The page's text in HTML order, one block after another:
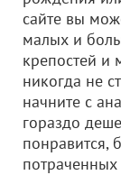
сайте вы
малых и
крепостей и
никогда не
начните с
гораздо
понравится,
потраченных